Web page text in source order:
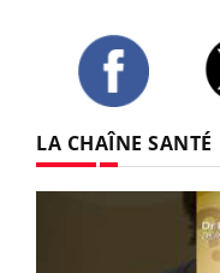
LA CHAÎNE SANTÉ